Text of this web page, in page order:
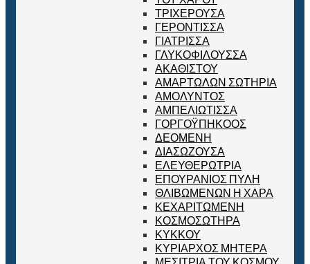
ΤΡΙΧΕΡΟΥΣΑ
ΓΕΡΟΝΤΙΣΣΑ
ΓΙΑΤΡΙΣΣΑ
ΓΛΥΚΟΦΙΛΟΥΣΣΑ
ΑΚΑΘΙΣΤΟΥ
ΑΜΑΡΤΩΛΩΝ ΣΩΤΗΡΙΑ
ΑΜΟΛΥΝΤΟΣ
ΑΜΠΕΛΙΩΤΙΣΣΑ
ΓΟΡΓΟΫΠΗΚΟΟΣ
ΔΕΟΜΕΝΗ
ΔΙΑΣΩΖΟΥΣΑ
ΕΛΕΥΘΕΡΩΤΡΙΑ
ΕΠΟΥΡΑΝΙΟΣ ΠΥΛΗ
ΘΛΙΒΩΜΕΝΩΝ Η ΧΑΡΑ
ΚΕΧΑΡΙΤΩΜΕΝΗ
ΚΟΣΜΟΣΩΤΗΡΑ
ΚΥΚΚΟΥ
ΚΥΡΙΑΡΧΟΣ ΜΗΤΕΡΑ